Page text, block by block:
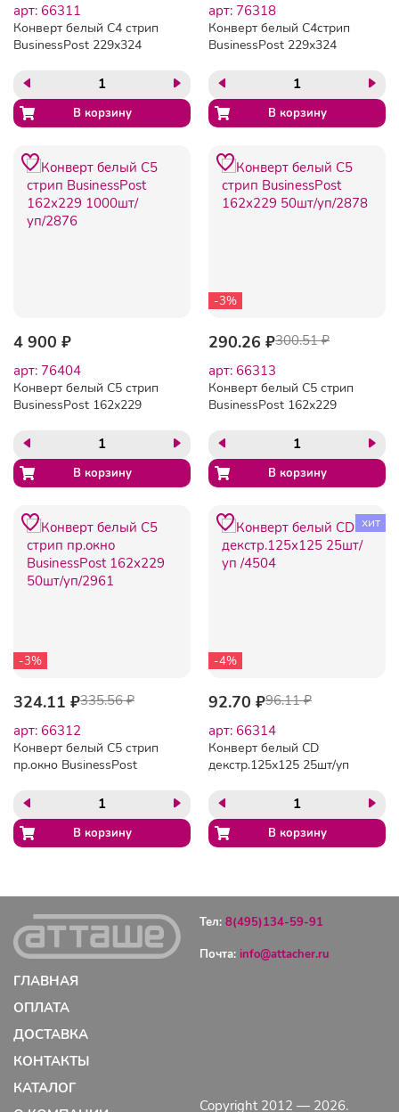
арт: 66311
Конверт белый C4 стрип
BusinessPost 229х324
арт: 76318
Конверт белый C4стрип
BusinessPost 229х324
4 900 ₽
арт: 76404
Конверт белый C5 стрип
BusinessPost 162х229
-3%
290.26 ₽300.51 ₽
арт: 66313
Конверт белый C5 стрип
BusinessPost 162х229
-3%
324.11 ₽335.56 ₽
арт: 66312
Конверт белый C5 стрип
пр.окно BusinessPost
-4%
хит
92.70 ₽96.11 ₽
арт: 66314
Конверт белый CD
декстр.125х125 25шт/уп
Тел: 8(495)134-59-91
Почта: info@attacher.ru
ГЛАВНАЯ
ОПЛАТА
ДОСТАВКА
КОНТАКТЫ
КАТАЛОГ
Copyright 2012 — 2026.